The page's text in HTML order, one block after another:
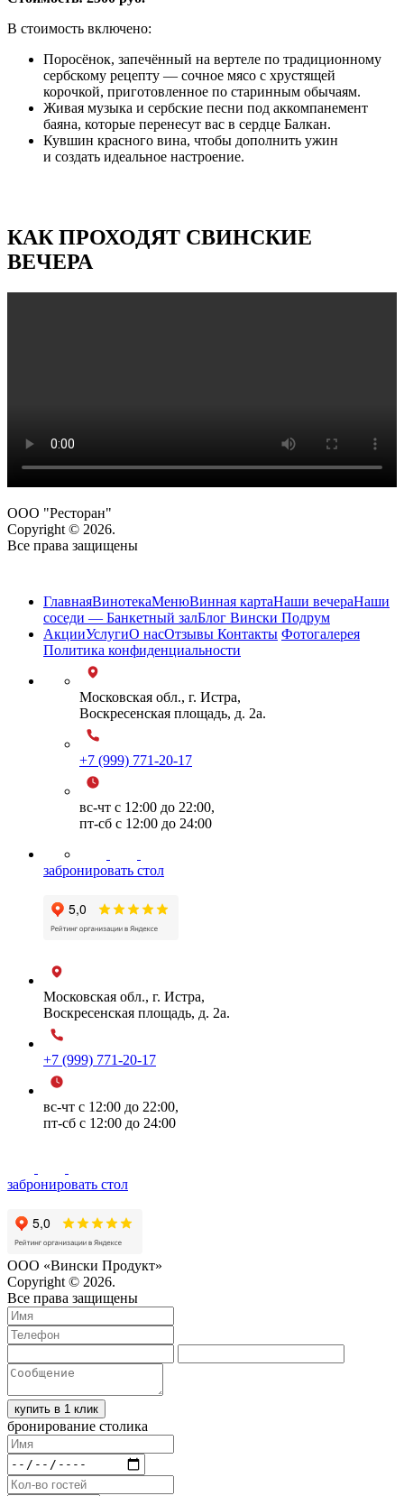
В стоимость включено:
Поросёнок, запечённый на вертеле по традиционному
сербскому рецепту — сочное мясо с хрустящей
корочкой, приготовленное по старинным обычаям.
Живая музыка и сербские песни под аккомпанемент
баяна, которые перенесут вас в сердце Балкан.
Кувшин красного вина, чтобы дополнить ужин
и создать идеальное настроение.
КАК ПРОХОДЯТ СВИНСКИЕ
ВЕЧЕРА
ООО "Ресторан"
Copyright © 2026.
Все права защищены
ГлавнаяВинотекаМенюВинная картаНаши вечераНаши
соседи — Банкетный залБлог Вински Подрум
АкцииУслугиО насОтзывы Контакты Фотогалерея
Политика конфиденциальности
Московская обл., г. Истра,
Воскресенская площадь, д. 2а.
+7 (999) 771-20-17
вс-чт с 12:00 до 22:00,
пт-сб с 12:00 до 24:00
забронировать стол
Московская обл., г. Истра,
Воскресенская площадь, д. 2а.
+7 (999) 771-20-17
вс-чт с 12:00 до 22:00,
пт-сб с 12:00 до 24:00
забронировать стол
ООО «Вински Продукт»
Copyright © 2026.
Все права защищены
купить в 1 клик
бронирование столика